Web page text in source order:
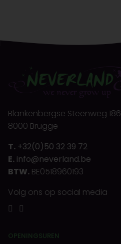
Blankenbergse Steenweg 186
8000 Brugge
T. +32(0)50 32 39 72
E. info@neverland.be
BTW. BE0518960193
Volg ons op social media
OPENINGSUREN